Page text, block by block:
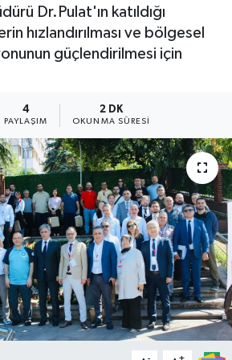
Dr.Pulat'ın katıldığı
hızlandırılması ve bölgesel
güçlendirilmesi için
4
PAYLAŞIM
2 DK
OKUNMA SÜRESI